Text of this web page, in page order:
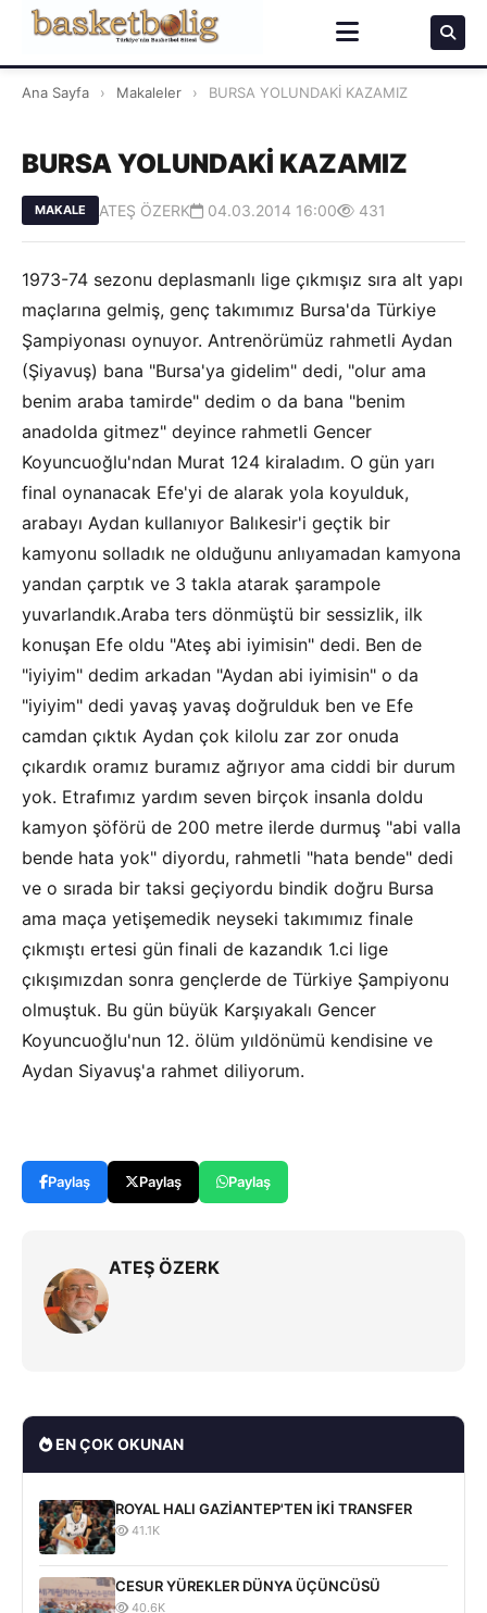
Ana Sayfa › Makaleler › BURSA YOLUNDAKİ KAZAMIZ
BURSA YOLUNDAKİ KAZAMIZ
MAKALE ATEŞ ÖZERK 04.03.2014 16:00 431
1973-74 sezonu deplasmanlı lige çıkmışız sıra alt yapı
maçlarına gelmiş, genç takımımız Bursa'da Türkiye
Şampiyonası oynuyor. Antrenörümüz rahmetli Aydan
(Şiyavuş) bana "Bursa'ya gidelim" dedi, "olur ama
benim araba tamirde" dedim o da bana "benim
anadolda gitmez" deyince rahmetli Gencer
Koyuncuoğlu'ndan Murat 124 kiraladım. O gün yarı
final oynanacak Efe'yi de alarak yola koyulduk,
arabayı Aydan kullanıyor Balıkesir'i geçtik bir
kamyonu solladık ne olduğunu anlıyamadan kamyona
yandan çarptık ve 3 takla atarak şarampole
yuvarlandık.Araba ters dönmüştü bir sessizlik, ilk
konuşan Efe oldu "Ateş abi iyimisin" dedi. Ben de
"iyiyim" dedim arkadan "Aydan abi iyimisin" o da
"iyiyim" dedi yavaş yavaş doğrulduk ben ve Efe
camdan çıktık Aydan çok kilolu zar zor onuda
çıkardık oramız buramız ağrıyor ama ciddi bir durum
yok. Etrafımız yardım seven birçok insanla doldu
kamyon şöförü de 200 metre ilerde durmuş "abi valla
bende hata yok" diyordu, rahmetli "hata bende" dedi
ve o sırada bir taksi geçiyordu bindik doğru Bursa
ama maça yetişemedik neyseki takımımız finale
çıkmıştı ertesi gün finali de kazandık 1.ci lige
çıkışımızdan sonra gençlerde de Türkiye Şampiyonu
olmuştuk. Bu gün büyük Karşıyakalı Gencer
Koyuncuoğlu'nun 12. ölüm yıldönümü kendisine ve
Aydan Siyavuş'a rahmet diliyorum.
Paylaş Paylaş Paylaş
ATEŞ ÖZERK
EN ÇOK OKUNAN
ROYAL HALI GAZİANTEP'TEN İKİ TRANSFER
41.1K
CESUR YÜREKLER DÜNYA ÜÇÜNCÜSÜ
40.6K